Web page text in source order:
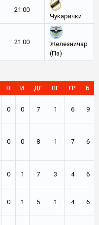
21:00
Чукарички
21:00
Железничар
(Па)
Н И ДГ ПГ ГР Б
0 0 7 1 6 9
0 0 8 1 7 6
0 1 7 3 4 6
0 1 5 1 4 6